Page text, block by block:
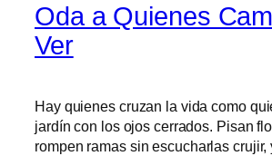
Oda a Quienes
Ver
Hay quienes cruzan la vida como
jardín con los ojos cerrados. Pisan
rompen ramas sin escucharlas crujir,